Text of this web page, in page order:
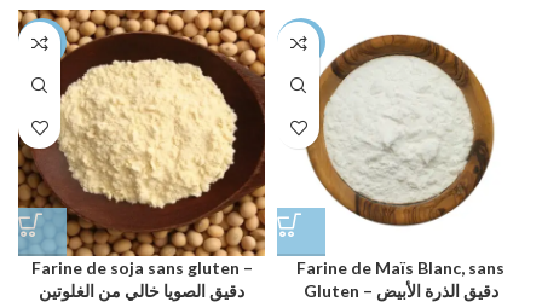
-26%
Farine de soja sans gluten –
دقيق الصويا خالي من الغلوتين
-18%
Farine de Maïs Blanc, sans
Gluten – دقيق الذرة الأبيض